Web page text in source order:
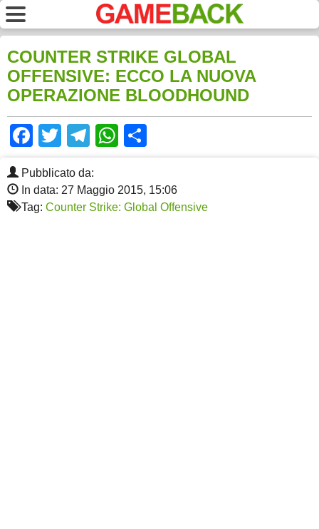
COUNTER STRIKE GLOBAL
OFFENSIVE: ECCO LA NUOVA
OPERAZIONE BLOODHOUND
Facebook
TwitterTelegram
WhatsApp
Pubblicato da:
In data: 27 Maggio 2015, 15:06
Tag: Counter Strike: Global Offensive